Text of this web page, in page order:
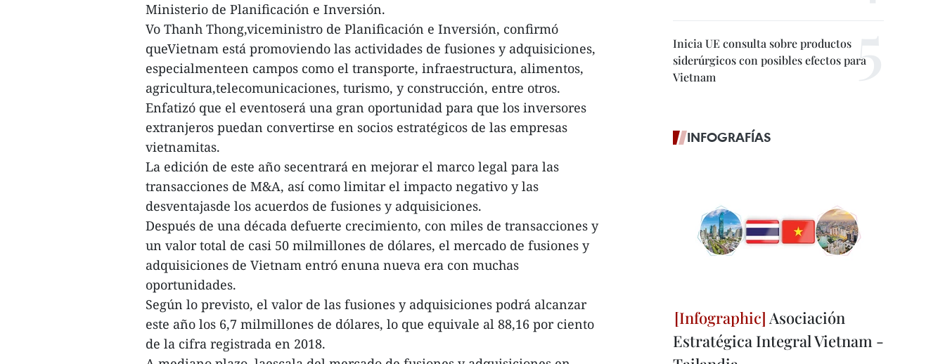
Ministerio de Planificación e Inversión.
Vo Thanh Thong,viceministro de Planificación e Inversión, confirmó
queVietnam está promoviendo las actividades de fusiones y adquisiciones,
especialmenteen campos como el transporte, infraestructura, alimentos,
agricultura,telecomunicaciones, turismo, y construcción, entre otros.
Enfatizó que el eventoserá una gran oportunidad para que los inversores
extranjeros puedan convertirse en socios estratégicos de las empresas
vietnamitas.
La edición de este año secentrará en mejorar el marco legal para las
transacciones de M&A, así como limitar el impacto negativo y las
desventajasde los acuerdos de fusiones y adquisiciones.
Después de una década defuerte crecimiento, con miles de transacciones y
un valor total de casi 50 milmillones de dólares, el mercado de fusiones y
adquisiciones de Vietnam entró enuna nueva era con muchas
oportunidades.
Según lo previsto, el valor de las fusiones y adquisiciones podrá alcanzar
este año los 6,7 milmillones de dólares, lo que equivale al 88,16 por ciento
de la cifra registrada en 2018.
Inicia UE consulta sobre productos
siderúrgicos con posibles efectos para
Vietnam
INFOGRAFÍAS
Asociación
Estratégica Integral Vietnam -